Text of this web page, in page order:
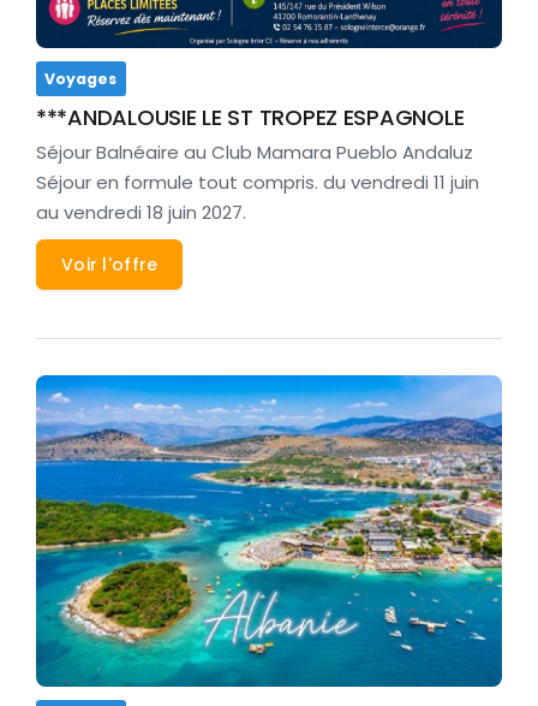
Voyages
***ANDALOUSIE LE ST TROPEZ ESPAGNOLE
Séjour Balnéaire au Club Mamara Pueblo Andaluz
Séjour en formule tout compris. du vendredi 11 juin
au vendredi 18 juin 2027.
Voir l'offre